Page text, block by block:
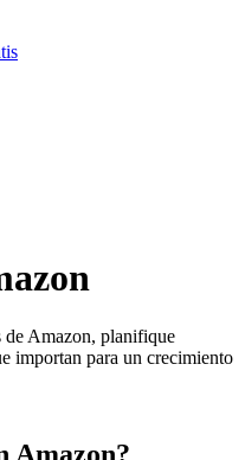
de Amazon, planifique
importan para un crecimiento
Amazon?